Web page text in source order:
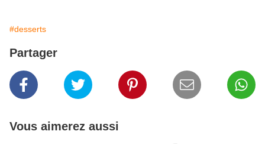
#desserts
Partager
Vous aimerez aussi